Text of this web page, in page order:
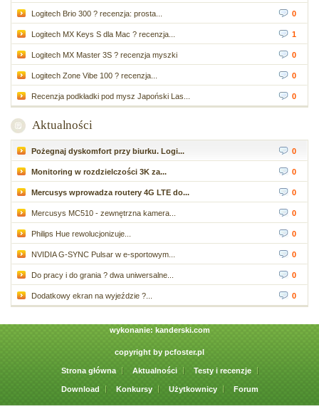
Logitech Brio 300 ? recenzja: prosta... 0
Logitech MX Keys S dla Mac ? recenzja... 1
Logitech MX Master 3S ? recenzja myszki 0
Logitech Zone Vibe 100 ? recenzja... 0
Recenzja podkładki pod mysz Japoński Las... 0
Aktualności
Pożegnaj dyskomfort przy biurku. Logi... 0
Monitoring w rozdzielczości 3K za... 0
Mercusys wprowadza routery 4G LTE do... 0
Mercusys MC510 - zewnętrzna kamera... 0
Philips Hue rewolucjonizuje... 0
NVIDIA G-SYNC Pulsar w e-sportowym... 0
Do pracy i do grania ? dwa uniwersalne... 0
Dodatkowy ekran na wyjeździe ?... 0
wykonanie: kanderski.com
copyright by pcfoster.pl
Strona główna Aktualności Testy i recenzje
Download Konkursy Użytkownicy Forum